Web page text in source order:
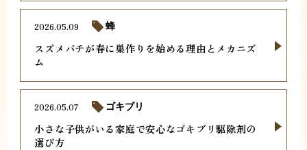
スズメバチが春に巣作りを始める理由とメカニズ
ム
2026.05.09 蜂
小さな子供がいる家庭で安心なゴキブリ駆除剤の
選び方
2026.05.07 ゴキブリ